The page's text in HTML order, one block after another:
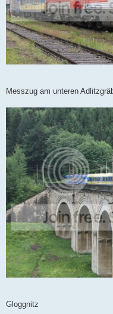
Messzug am unteren
Gloggnitz